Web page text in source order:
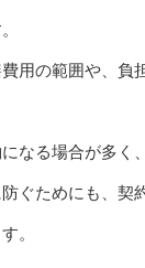
用の範囲や、負
なる場合が多く
ぐためにも、契
。